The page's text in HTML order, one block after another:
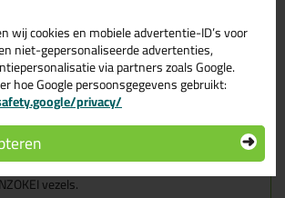
kleeflaag
tot 60 graden
(Washi-Tec)
zijn in Japan een erekwestie.
en de moderne techniek gaan hier heel
Dit geldt ook voor de FineLine tape
worden van origineel Japans Washi papier
vezels.
wij cookies en mobiele advertentie-ID’s voor
niet-gepersonaliseerde advertenties,
via partners zoals Google.
hoe Google persoonsgegevens gebruikt:
privacy/